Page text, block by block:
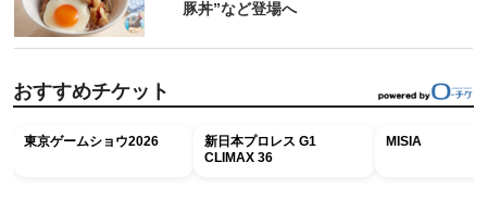
豚丼”など登場へ
おすすめチケット
東京ゲームショウ2026
新日本プロレス G1
CLIMAX 36
MISIA